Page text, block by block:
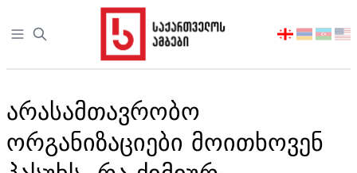
Open sidebar
აირჩიეთ
არასამთავრობო
ორგანიზაციები მოითხოვენ